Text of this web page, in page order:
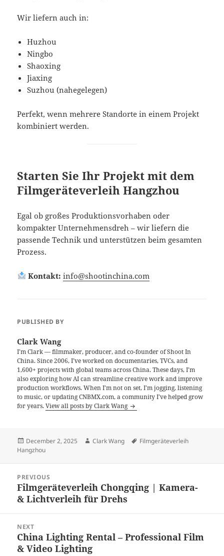
Wir liefern auch in:
Huzhou
Ningbo
Shaoxing
Jiaxing
Suzhou (nahegelegen)
Perfekt, wenn mehrere Standorte in einem Projekt
kombiniert werden.
Starten Sie Ihr Projekt mit dem
Filmgeräteverleih Hangzhou
Egal ob großes Produktionsvorhaben oder
kompakter Unternehmensdreh – wir liefern die
passende Technik und unterstützen beim gesamten
Prozess.
Kontakt: info@shootinchina.com
PUBLISHED BY
Clark Wang
I’m Clark — filmmaker, producer, and co-founder of Shoot In
China. Since 2006, I’ve worked on documentaries, TVCs, and
1,600+ projects with global teams across China. These days, I’m
also exploring how AI can streamline creative work and improve
production workflows. When I’m not on set, I’m jogging, listening
to music, or updating CNBMX.com, a community I’ve helped grow
for years.View all posts by Clark Wang
Posted
on
December 2, 2025 Author
Clark Wang Tags
Filmgeräteverleih
Hangzhou
navigation
PREVIOUS
Previous
post:
Filmgeräteverleih Chongqing | Kamera-
& Lichtverleih für Drehs
NEXT
Next
post:
China Lighting Rental – Professional Film
& Video Lighting